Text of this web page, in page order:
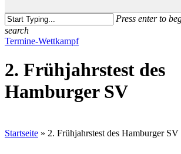
Press enter to
search
Close
Termine-Wettkampf
2. Frühjahrstest des
Hamburger SV
Startseite » 2. Frühjahrstest des Hamburger SV